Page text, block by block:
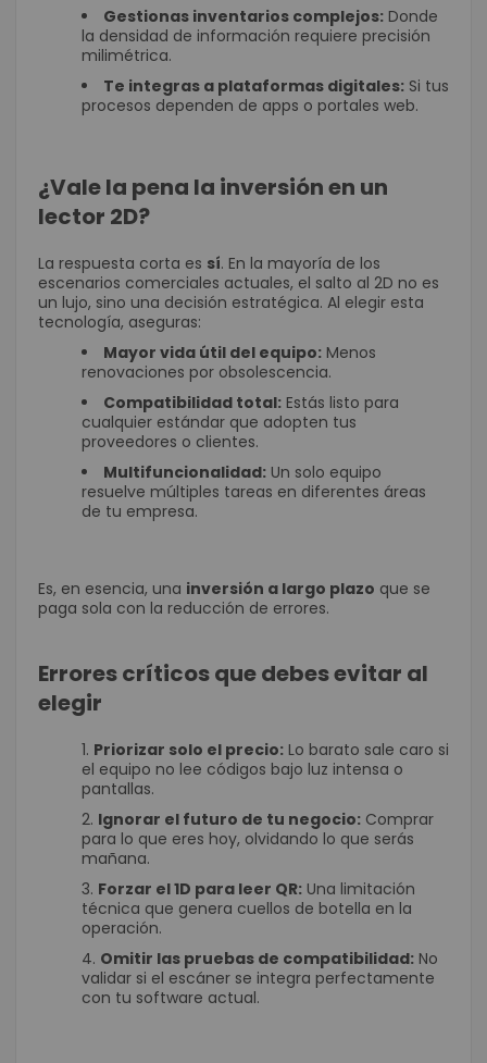
Gestionas inventarios complejos: Donde
la densidad de información requiere precisión
milimétrica.
Te integras a plataformas digitales: Si tus
procesos dependen de apps o portales web.
¿Vale la pena la inversión en un
lector 2D?
La respuesta corta es sí. En la mayoría de los
escenarios comerciales actuales, el salto al 2D no es
un lujo, sino una decisión estratégica. Al elegir esta
tecnología, aseguras:
Mayor vida útil del equipo: Menos
renovaciones por obsolescencia.
Compatibilidad total: Estás listo para
cualquier estándar que adopten tus
proveedores o clientes.
Multifuncionalidad: Un solo equipo
resuelve múltiples tareas en diferentes áreas
de tu empresa.
Es, en esencia, una inversión a largo plazo que se
paga sola con la reducción de errores.
Errores críticos que debes evitar al
elegir
Priorizar solo el precio: Lo barato sale caro si
el equipo no lee códigos bajo luz intensa o
pantallas.
Ignorar el futuro de tu negocio: Comprar
para lo que eres hoy, olvidando lo que serás
mañana.
Forzar el 1D para leer QR: Una limitación
técnica que genera cuellos de botella en la
operación.
Omitir las pruebas de compatibilidad: No
validar si el escáner se integra perfectamente
con tu software actual.